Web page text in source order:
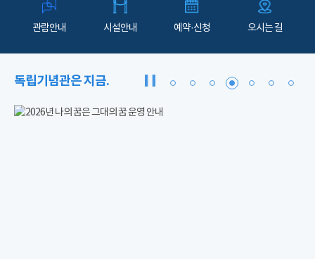
관람안내 시설안내 예약·신청 오시는 길
독립기념관은 지금.